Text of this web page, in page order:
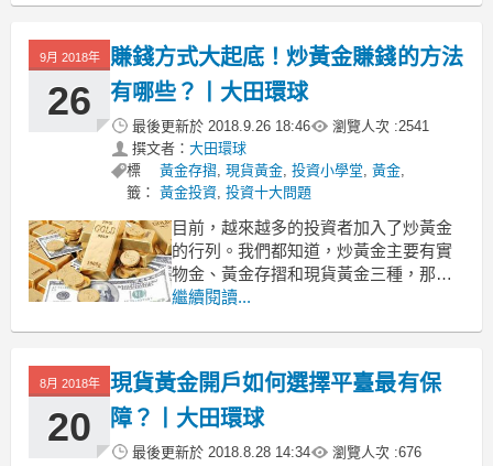
懂，新手必學的。究竟倫敦金怎麼交易
需要這些方法呢？大田小編為你解答。
9月 2018年
26
賺錢方式大起底！炒黃金賺錢的方法
有哪些？丨大田環球
最後更新於 2018.9.26 18:46 瀏覽人次 :2541
撰文者： 大田環球
標
籤：
黃金存摺, 現貨黃金, 投資小學堂, 黃金,
黃金投資, 投資十大問題
目前，越來越多的投資者加入了炒黃金
的行列。我們都知道，炒黃金主要有實
物金、黃金存摺和現貨黃金三種，那
麼，我們如何通過投資這些黃金產品來
1、入市時機要好好選擇
從實物金方面來說，黃金消費是有季節
性的，投資者可以按照黃金消費的季
繼續閱讀...
8月 2018年
20
現貨黃金開戶如何選擇平臺最有保
障？丨大田環球
最後更新於 2018.8.28 14:34 瀏覽人次 :676